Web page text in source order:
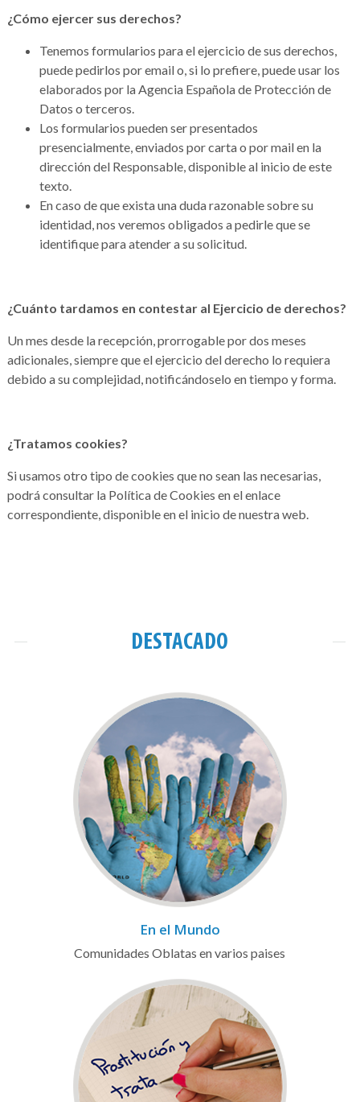
¿Cómo ejercer sus derechos?
Tenemos formularios para el ejercicio de sus derechos,
puede pedirlos por email o, si lo prefiere, puede usar los
elaborados por la Agencia Española de Protección de
Datos o terceros.
Los formularios pueden ser presentados
presencialmente, enviados por carta o por mail en la
dirección del Responsable, disponible al inicio de este
texto.
En caso de que exista una duda razonable sobre su
identidad, nos veremos obligados a pedirle que se
identifique para atender a su solicitud.
¿Cuánto tardamos en contestar al Ejercicio de derechos?
Un mes desde la recepción, prorrogable por dos meses
adicionales, siempre que el ejercicio del derecho lo requiera
debido a su complejidad, notificándoselo en tiempo y forma.
¿Tratamos cookies?
Si usamos otro tipo de cookies que no sean las necesarias,
podrá consultar la Política de Cookies en el enlace
correspondiente, disponible en el inicio de nuestra web.
DESTACADO
En el Mundo
Comunidades Oblatas en varios paises